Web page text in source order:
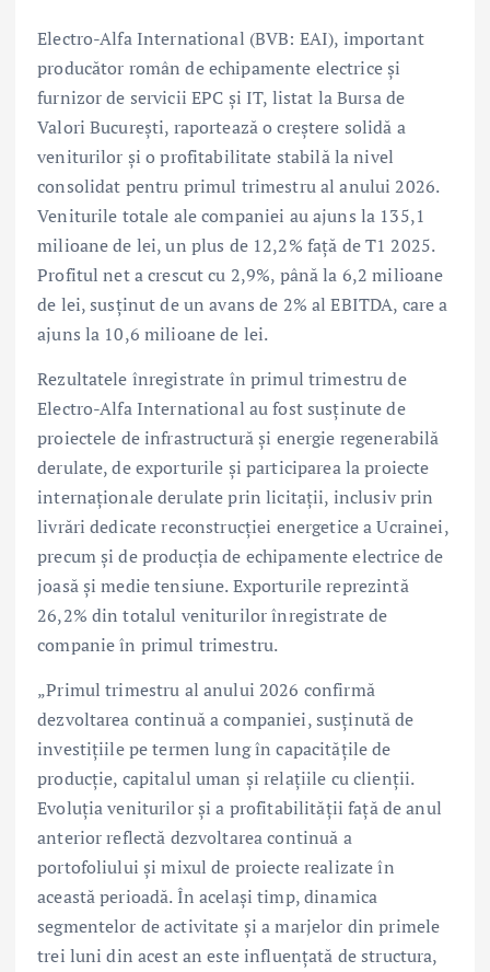
Electro-Alfa International (BVB: EAI), important
producător român de echipamente electrice și
furnizor de servicii EPC și IT, listat la Bursa de
Valori București, raportează o creștere solidă a
veniturilor și o profitabilitate stabilă la nivel
consolidat pentru primul trimestru al anului 2026.
Veniturile totale ale companiei au ajuns la 135,1
milioane de lei, un plus de 12,2% față de T1 2025.
Profitul net a crescut cu 2,9%, până la 6,2 milioane
de lei, susținut de un avans de 2% al EBITDA, care a
ajuns la 10,6 milioane de lei.
Rezultatele înregistrate în primul trimestru de
Electro-Alfa International au fost susținute de
proiectele de infrastructură și energie regenerabilă
derulate, de exporturile și participarea la proiecte
internaționale derulate prin licitații, inclusiv prin
livrări dedicate reconstrucției energetice a Ucrainei,
precum și de producția de echipamente electrice de
joasă și medie tensiune. Exporturile reprezintă
26,2% din totalul veniturilor înregistrate de
companie în primul trimestru.
„Primul trimestru al anului 2026 confirmă
dezvoltarea continuă a companiei, susținută de
investițiile pe termen lung în capacitățile de
producție, capitalul uman și relațiile cu clienții.
Evoluția veniturilor și a profitabilității față de anul
anterior reflectă dezvoltarea continuă a
portofoliului și mixul de proiecte realizate în
această perioadă. În același timp, dinamica
segmentelor de activitate și a marjelor din primele
trei luni din acest an este influențată de structura,